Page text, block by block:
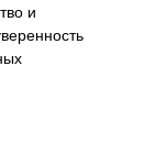
и